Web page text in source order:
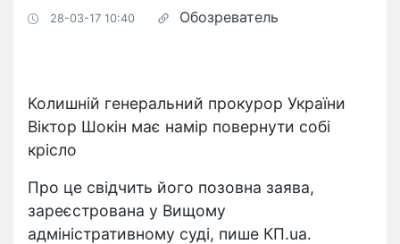
28-03-17 10:40 Обозреватель
Колишній генеральний прокурор України
Віктор Шокін має намір повернути собі
крісло
Про це свідчить його позовна заява,
зареєстрована у Вищому
адміністративному суді, пише КП.ua.